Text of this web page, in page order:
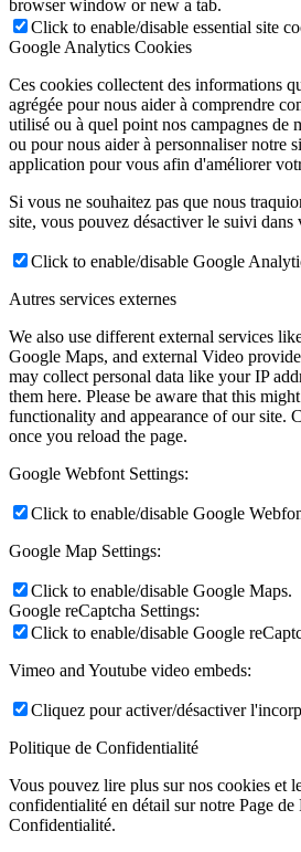
browser window or new a tab.
Click to enable/disable essential site
Google Analytics Cookies
Ces cookies collectent des informations
agrégée pour nous aider à comprendre
utilisé ou à quel point nos campagnes de
ou pour nous aider à personnaliser notre
application pour vous afin d'améliorer
Si vous ne souhaitez pas que nous
site, vous pouvez désactiver le suivi dans
Click to enable/disable Google
Autres services externes
We also use different external services
Google Maps, and external Video
may collect personal data like your IP
them here. Please be aware that this
functionality and appearance of our site.
once you reload the page.
Google Webfont Settings:
Click to enable/disable Google
Google Map Settings:
Click to enable/disable Google Maps.
Google reCaptcha Settings:
Click to enable/disable Google
Vimeo and Youtube video embeds:
Cliquez pour activer/désactiver
Politique de Confidentialité
Vous pouvez lire plus sur nos cookies et
confidentialité en détail sur notre Page de
Confidentialité.